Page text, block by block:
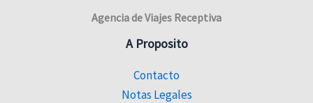
Agencia de Viajes Receptiva
A Proposito
Contacto
Notas Legales